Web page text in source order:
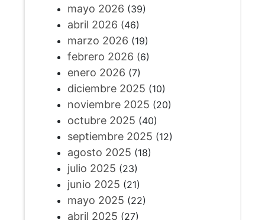
mayo 2026 (39)
abril 2026 (46)
marzo 2026 (19)
febrero 2026 (6)
enero 2026 (7)
diciembre 2025 (10)
noviembre 2025 (20)
octubre 2025 (40)
septiembre 2025 (12)
agosto 2025 (18)
julio 2025 (23)
junio 2025 (21)
mayo 2025 (22)
abril 2025 (27)